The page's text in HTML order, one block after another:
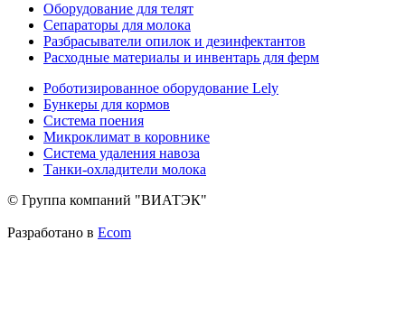
Оборудование для телят
Сепараторы для молока
Разбрасыватели опилок и дезинфектантов
Расходные материалы и инвентарь для ферм
Роботизированное оборудование Lely
Бункеры для кормов
Система поения
Микроклимат в коровнике
Система удаления навоза
Танки-охладители молока
© Группа компаний "ВИАТЭК"
Разработано в Ecom